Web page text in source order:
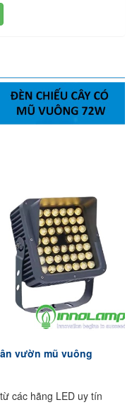
vườn mũ vuông
các hãng LED uy tín